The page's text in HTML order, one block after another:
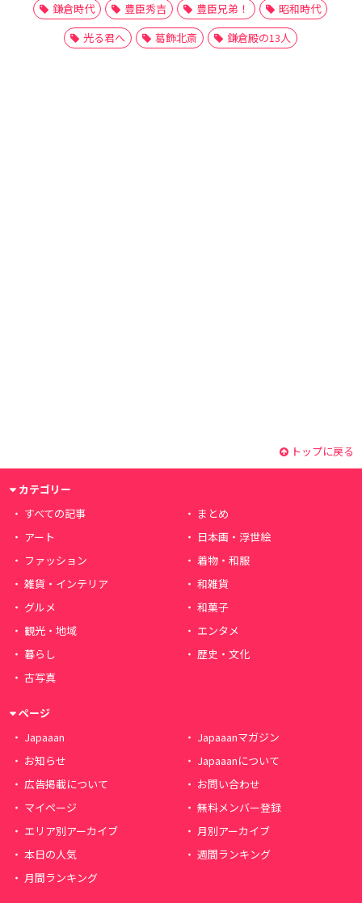
鎌倉時代
豊臣秀吉 豊臣兄弟！
昭和時代
光る君へ
葛飾北斎 鎌倉殿の13人
トップに戻る
カテゴリー
すべての記事
まとめ
アート
日本画・浮世絵
ファッション
着物・和服
雑貨・インテリア
和雑貨
グルメ
和菓子
観光・地域
エンタメ
暮らし
歴史・文化
古写真
ページ
Japaaan
Japaaanマガジン
お知らせ
Japaaanについて
広告掲載について
お問い合わせ
マイページ
無料メンバー登録
エリア別アーカイブ
月別アーカイブ
本日の人気
週間ランキング
月間ランキング